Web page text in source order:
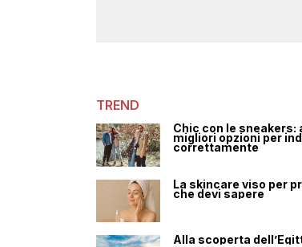
TREND
Chic con le sneakers:
migliori opzioni per
correttamente
La skincare viso per
che devi sapere
Alla scoperta